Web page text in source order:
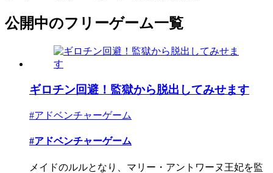
公開中のフリーゲーム一覧
ギロチン回避！監獄から脱出してみせます
#アドベンチャーゲーム
#アドベンチャーゲーム
メイドのルルとなり、マリー・アントワーヌ王妃を監